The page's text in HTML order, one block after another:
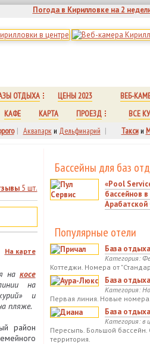
Погода в Кирилловке на 2
ОТДЫХА ЦЕНЫ 2023 ВЕБ-
КАФЕ
КАРТА ПРОЕЗД ВСЕ
| Аквапарки Дельфинарий | Таксии
5 шт.
На карте
на косе
на
и
пляже.
район
Бассейны для баз
«Pool
бассейнов
Популярные отели
База
Категория:
Коттеджи. Номера от
База
Категория:
Первая линия. Новые номера.
База
Категория: в
Пересыпь. Большой бассейн.
территория.